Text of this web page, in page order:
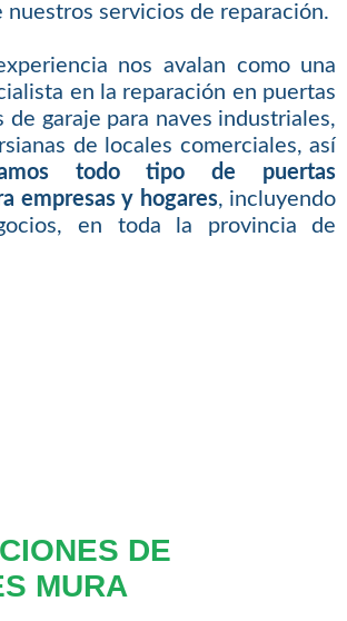
nuestros servicios de reparación.
nos avalan como una
en la reparación en puertas
de garaje para naves industriales,
de locales comerciales, así
todo tipo de puertas
empresas y hogares, incluyendo
en toda la provincia de
DE
MURA